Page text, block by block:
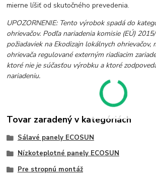
mierne líšiť od skutočného prevedenia.
UPOZORNENIE: Tento výrobok spadá do
ohrievačov. Podľa nariadenia komisie (EÚ)
požiadaviek na Ekodizajn lokálnych ohrievačov,
ohrievača regulované externým riadiacim
ktoré nie je súčasťou výrobku a ktoré
nariadeniu.
Tovar zaradený v kategóriách
Sálavé panely ECOSUN
Nízkoteplotné panely ECOSUN
Pre stropnú montáž